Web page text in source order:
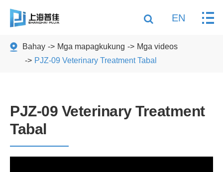
EN
Bahay Mga mapagkukung
Mga videos
PJZ-09 Veterinary Treatment Tabal
PJZ-09 Veterinary Treatment
Tabal